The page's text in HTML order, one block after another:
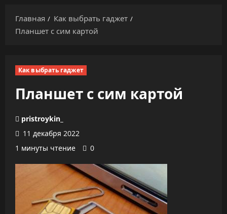
Главная
Как выбрать гаджет
Планшет с сим картой
Как выбрать гаджет
Планшет с сим картой
pristroykin_
11 декабря 2022
1 минуты чтение
0